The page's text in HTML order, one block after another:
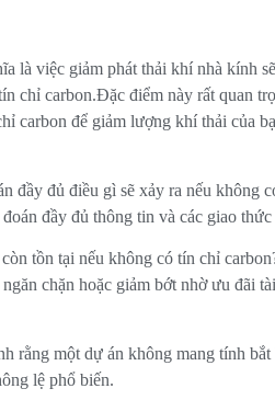
là việc giảm phát thải khí nhà kính
chỉ carbon.Đặc điểm này rất quan
carbon để giảm lượng khí thải của
đầy đủ điều gì sẽ xảy ra nếu không
đầy đủ thông tin và các giao thức
tồn tại nếu không có tín chỉ
chặn hoặc giảm bớt nhờ ưu đãi
rằng một dự án không mang tính bắt
lệ phổ biến.